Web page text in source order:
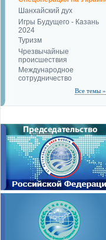
Шанхайский дух
Игры Будущего - Казань
2024
Туризм
Чрезвычайные
происшествия
Международное
сотрудничество
Все темы »